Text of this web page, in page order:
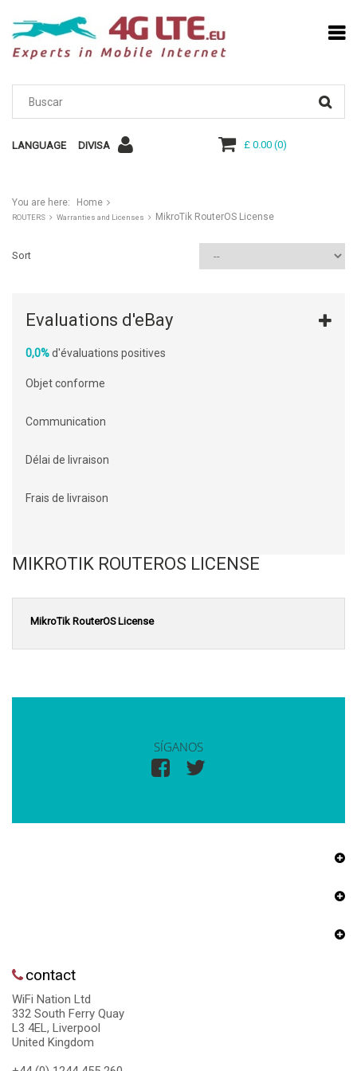
LANGUAGE DIVISA £ 0.00(0)
You are here: Home
ROUTERS Warranties and Licenses MikroTik RouterOS License
Sort
Evaluations d'eBay
0,0%d'évaluations positives
Objet conforme
Communication
Délai de livraison
Frais de livraison
MIKROTIK ROUTEROS LICENSE
MikroTik RouterOS License
SÍGANOS
contact
WiFi Nation Ltd
332 South Ferry Quay
L3 4EL, Liverpool
United Kingdom